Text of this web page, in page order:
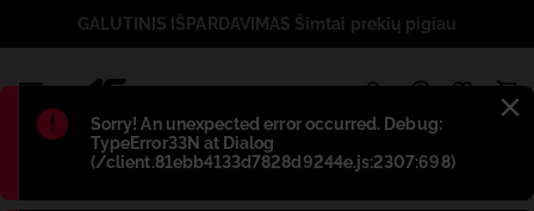
Błąd:
Sorry! An unexpected error occurred. Debug:
TypeError33N at Dialog
(/client.81ebb4133d7828d9244e.js:2307:698)
GALUTINIS IŠPARDAVIMAS Šimtai prekių pigiau